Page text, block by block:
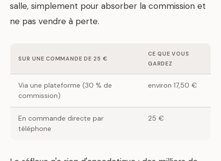
salle, simplement pour absorber la commission et
ne pas vendre à perte.
SUR UNE COMMANDE DE 25 €
CE QUE VOUS
GARDEZ
Via une plateforme (30 % de
commission)
environ 17,50 €
En commande directe par
téléphone
25 €